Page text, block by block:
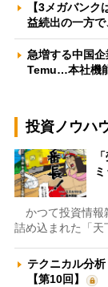
【3メガバン
益続出の一方
急増する中国
Temu…本社機
投資ノウハ
かつて投資情報
詰め込まれた「
テクニカル分
【第10回】